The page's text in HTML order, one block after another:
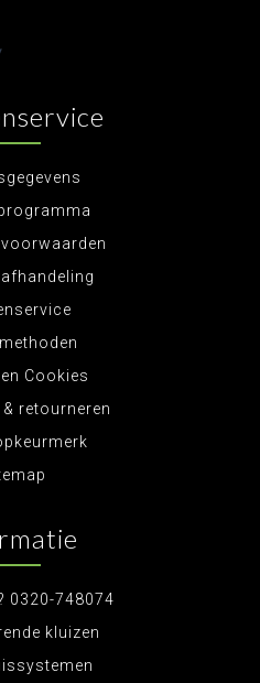
Cookies
retourneren
0320-748074
kluizen